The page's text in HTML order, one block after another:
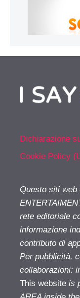
Dichiarazione
Cookie Policy
Questo siti web
rete editoriale
informazione
contributo di
Per pubblicità,
collaborazioni:
This website is